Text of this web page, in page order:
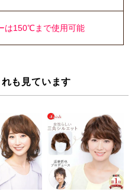
は150℃まで使用可能
も見ています